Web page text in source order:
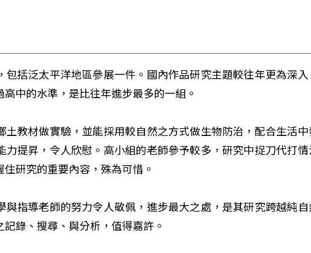
包括泛太平洋地區參展一件。國內作品研究主題較往年更為深
中的水準，是比往年進步最多的一組。
土教材做實驗，並能採用較自然之方式做生物防治，配合生活
力提昇，令人欣慰。高小組的老師參予較多，研究中捉刀代打
研究的重要內容，殊為可惜。
與指導老師的努力令人敬佩，進步最大之處，是其研究跨越純
錄、搜尋、與分析，值得嘉許。